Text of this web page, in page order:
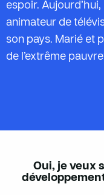
espoir.
animateur de
son pays. Marié et
de l’extrême
Oui, je veux